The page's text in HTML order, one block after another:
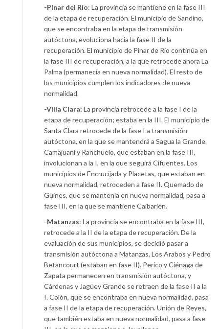
-Pinar del Río: La provincia se mantiene en la fase III
de la etapa de recuperación. El municipio de Sandino,
que se encontraba en la etapa de transmisión
autóctona, evoluciona hacia la fase II de la
recuperación. El municipio de Pinar de Río continúa en
la fase III de recuperación, a la que retrocede ahora La
Palma (permanecía en nueva normalidad). El resto de
los municipios cumplen los indicadores de nueva
normalidad.
-Villa Clara: La provincia retrocede a la fase I de la
etapa de recuperación; estaba en la III. El municipio de
Santa Clara retrocede de la fase I a transmisión
autóctona, en la que se mantendrá a Sagua la Grande.
Camajuaní y Ranchuelo, que estaban en la fase III,
involucionan a la I, en la que seguirá Cifuentes. Los
municipios de Encrucijada y Placetas, que estaban en
nueva normalidad, retroceden a fase II. Quemado de
Güines, que se mantenía en nueva normalidad, pasa a
fase III, en la que se mantiene Caibarién.
-Matanzas: La provincia se encontraba en la fase III,
retrocede a la II de la etapa de recuperación. De la
evaluación de sus municipios, se decidió pasar a
transmisión autóctona a Matanzas, Los Arabos y Pedro
Betancourt (estaban en fase II). Perico y Ciénaga de
Zapata permanecen en transmisión autóctona, y
Cárdenas y Jagüey Grande se retraen de la fase II a la
I. Colón, que se encontraba en nueva normalidad, pasa
a fase II de la etapa de recuperación. Unión de Reyes,
que también estaba en nueva normalidad, pasa a fase